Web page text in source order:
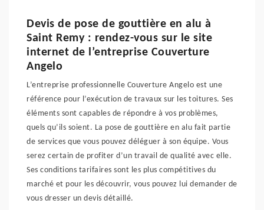
Devis de pose de gouttière en alu à
Saint Remy : rendez-vous sur le site
internet de l’entreprise Couverture
Angelo
L’entreprise professionnelle Couverture Angelo est une
référence pour l’exécution de travaux sur les toitures. Ses
éléments sont capables de répondre à vos problèmes,
quels qu’ils soient. La pose de gouttière en alu fait partie
de services que vous pouvez déléguer à son équipe. Vous
serez certain de profiter d’un travail de qualité avec elle.
Ses conditions tarifaires sont les plus compétitives du
marché et pour les découvrir, vous pouvez lui demander de
vous dresser un devis détaillé.